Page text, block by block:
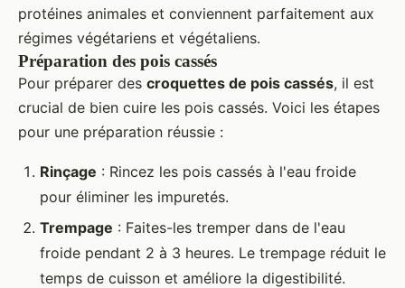
protéines animales et conviennent parfaitement aux
régimes végétariens et végétaliens.
Préparation des pois cassés
Pour préparer des croquettes de pois cassés, il est
crucial de bien cuire les pois cassés. Voici les étapes
pour une préparation réussie :
Rinçage : Rincez les pois cassés à l'eau froide
pour éliminer les impuretés.
Trempage : Faites-les tremper dans de l'eau
froide pendant 2 à 3 heures. Le trempage réduit le
temps de cuisson et améliore la digestibilité.